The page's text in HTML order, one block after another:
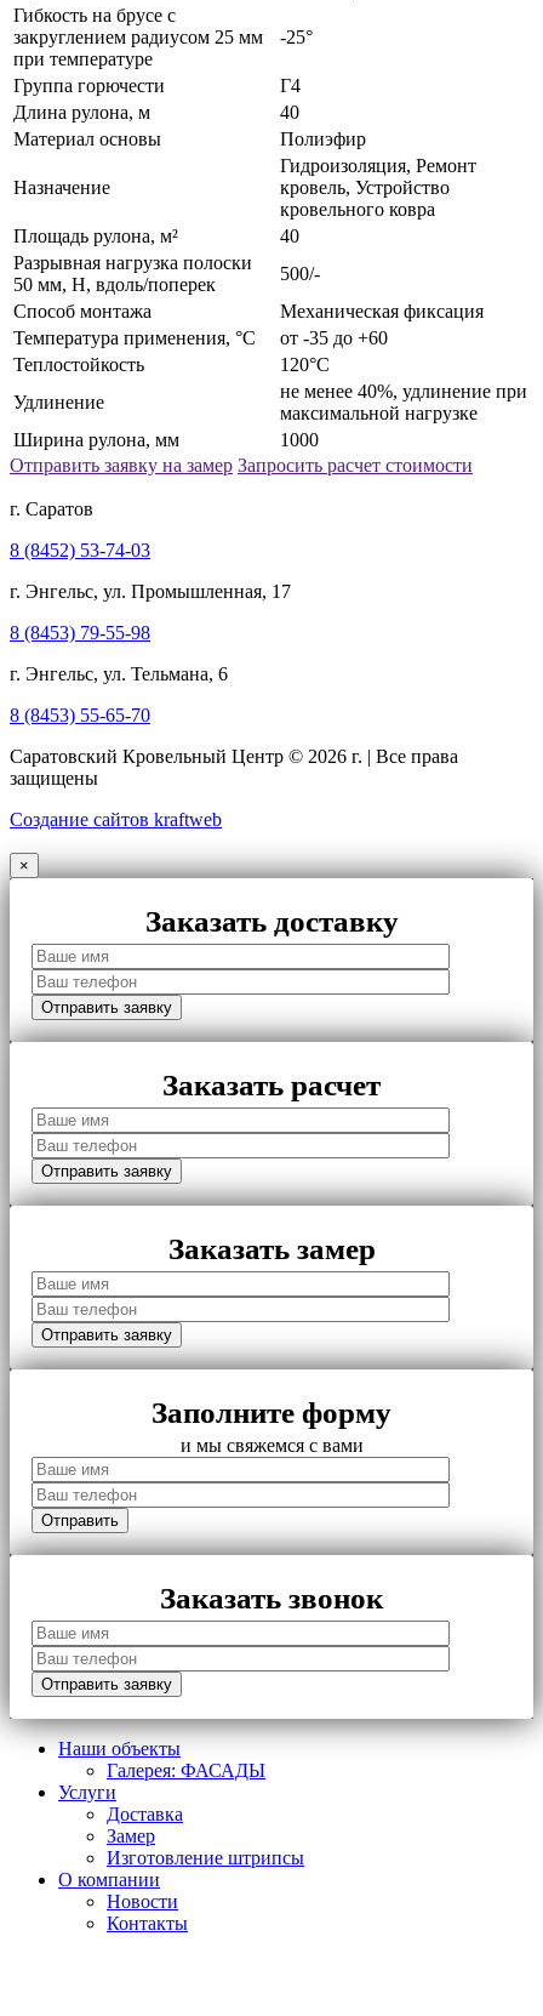
Гибкость на брусе с
закруглением радиусом 25 мм
при температуре
-25°
Группа горючести
Г4
Длина рулона, м
40
Материал основы
Полиэфир
Назначение
Гидроизоляция, Ремонт
кровель, Устройство
кровельного ковра
Площадь рулона, м²
40
Разрывная нагрузка полоски
50 мм, Н, вдоль/поперек
500/-
Способ монтажа
Механическая фиксация
Температура применения, °С
от -35 до +60
Теплостойкость
120°С
Удлинение
не менее 40%, удлинение при
максимальной нагрузке
Ширина рулона, мм
1000
Отправить заявку на замер Запросить расчет стоимости
г. Саратов
8 (8452) 53-74-03
г. Энгельс, ул. Промышленная, 17
8 (8453) 79-55-98
г. Энгельс, ул. Тельмана, 6
8 (8453) 55-65-70
Саратовский Кровельный Центр © 2026 г. | Все права
защищены
Создание сайтов kraftweb
×
Заказать доставку
Заказать расчет
Заказать замер
Заполните форму
и мы свяжемся с вами
Заказать звонок
Наши объекты
Галерея: ФАСАДЫ
Услуги
Доставка
Замер
Изготовление штрипсы
О компании
Новости
Контакты